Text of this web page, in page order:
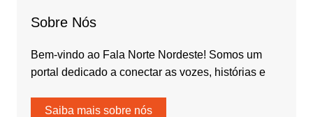
Sobre Nós
Bem-vindo ao Fala Norte Nordeste! Somos um
portal dedicado a conectar as vozes, histórias e
Saiba mais sobre nós